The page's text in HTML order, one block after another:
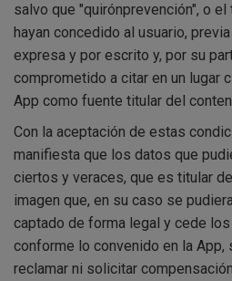
salvo que "quirónprevención", o
hayan concedido al usuario,
expresa y por escrito y, por su
comprometido a citar en un lugar
App como fuente titular del
Con la aceptación de estas
manifiesta que los datos que
ciertos y veraces, que es titular
imagen que, en su caso se
captado de forma legal y cede
conforme lo convenido en la App,
reclamar ni solicitar